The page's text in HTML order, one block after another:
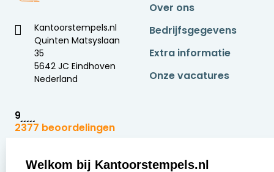
Kantoorstempels.nl
Quinten Matsyslaan
35
5642 JC Eindhoven
Nederland
9
2377 beoordelingen
Over ons
Bedrijfsgegevens
Extra informatie
Onze vacatures
Zakelijk: Klantenservice:
Welkom bij Kantoorstempels.nl